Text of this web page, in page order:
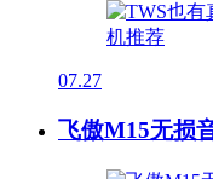
07.27
飞傲M15无损